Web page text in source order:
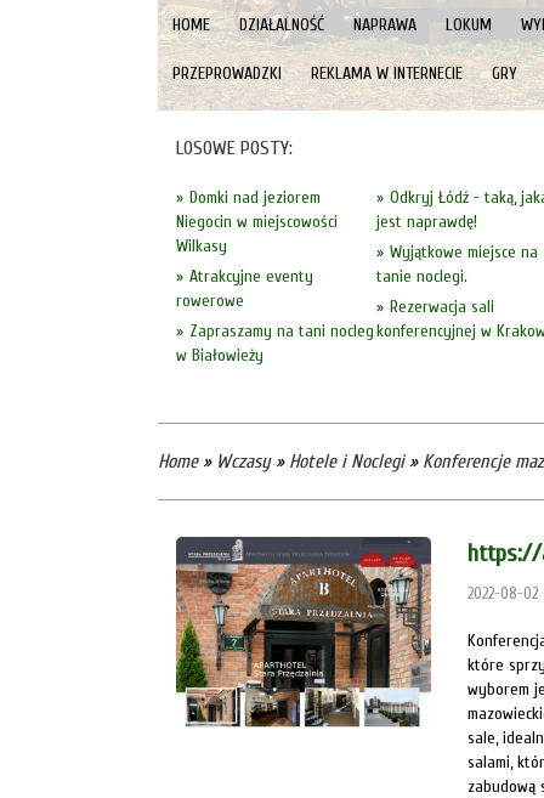
HOME DZIAŁALNOŚĆ NAPRAWA LOKUM
PRZEPROWADZKI REKLAMA W INTERNECIE GRY
LOSOWE POSTY:
Odkryj Łódź - taką,
jest naprawdę!
Domki nad jeziorem
Niegocin w miejscowości
Wilkasy
Wyjątkowe miejsce na
tanie noclegi.
Atrakcyjne eventy
rowerowe
Rezerwacja sali
konferencyjnej w
Zapraszamy na tani nocleg
w Białowieży
Home» Wczasy» Hotele i Noclegi» Konferencje
https://
2022-08-02
które
wyborem
sale,
salami,
zabudową